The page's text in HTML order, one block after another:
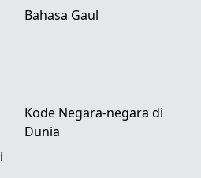
Bahasa Gaul
Kode Negara-negara di
Dunia